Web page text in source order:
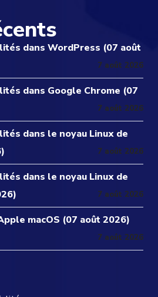
dans WordPress (07 août
7 août 2026
dans Google Chrome (07
7 août 2026
dans le noyau Linux de
7 août 2026
dans le noyau Linux de
7 août 2026
macOS (07 août 2026)
7 août 2026